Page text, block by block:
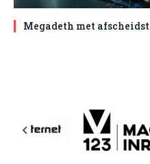
Megadeth met